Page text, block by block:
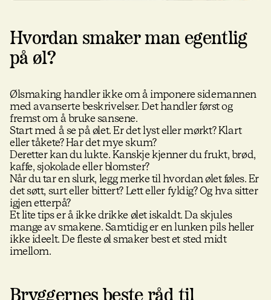
Hvordan smaker man egentlig
på øl?
Ølsmaking handler ikke om å imponere sidemannen
med avanserte beskrivelser. Det handler først og
fremst om å bruke sansene.
Start med å se på ølet. Er det lyst eller mørkt? Klart
eller tåkete? Har det mye skum?
Deretter kan du lukte. Kanskje kjenner du frukt, brød,
kaffe, sjokolade eller blomster?
Når du tar en slurk, legg merke til hvordan ølet føles. Er
det søtt, surt eller bittert? Lett eller fyldig? Og hva sitter
igjen etterpå?
Et lite tips er å ikke drikke ølet iskaldt. Da skjules
mange av smakene. Samtidig er en lunken pils heller
ikke ideelt. De fleste øl smaker best et sted midt
imellom.
Bryggernes beste råd til